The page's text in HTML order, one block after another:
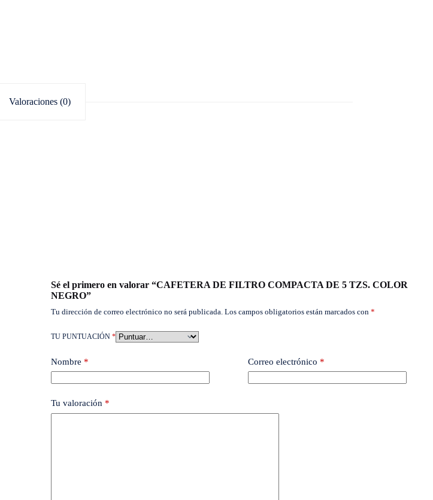
Valoraciones (0)
Sé el primero en valorar “CAFETERA DE FILTRO COMPACTA DE 5 TZS. COLOR
NEGRO”
Tu dirección de correo electrónico no será publicada. Los campos obligatorios están marcados con *
TU PUNTUACIÓN *
Nombre * Correo electrónico *
Tu valoración *